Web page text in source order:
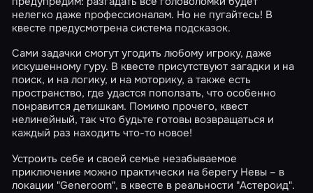
нелегко даже профессионалам. Но не пугайтесь! В
квесте предусмотрена система подсказок.
Сами задачки смогут угодить любому игроку, даже
искушенному гуру. В квесте присутствуют загадки и на
поиск, и на логику, и на моторику, а также есть
пространство, где удастся поползать, что особенно
понравится детишкам. Помимо прочего, квест
нелинейный, так что будьте готовы возвращаться и
каждый раз находить что-то новое!
Устроить себе и своей семье незабываемое
приключение можно практически на берегу Невы – в
локации "Generoom", в квесте в реальности "Астероид".